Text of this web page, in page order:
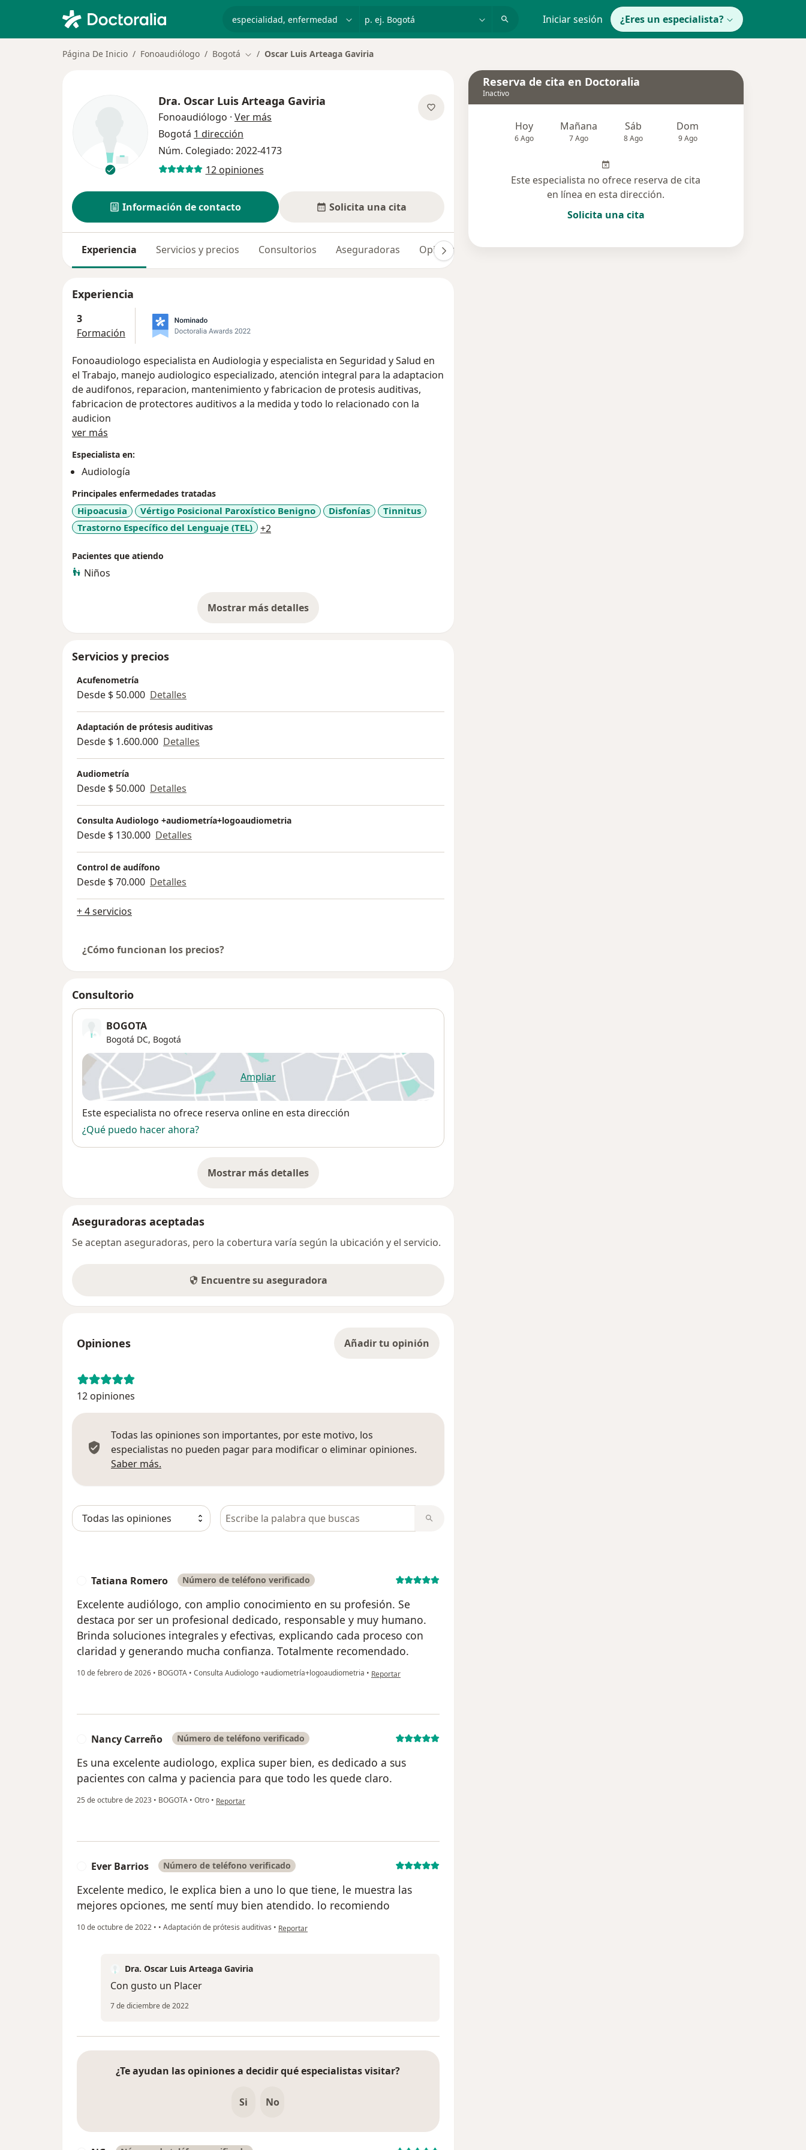
p. ej. Bogotá Iniciar sesión ¿Eres un especialista?
Página De Inicio Fonoaudiólogo Bogotá Cambiar de ciudad
Oscar Luis Arteaga Gaviria
Dra. Oscar Luis Arteaga Gaviria
Fonoaudiólogo · Ver más
Bogotá 1 dirección
Núm. Colegiado: 2022-4173
12 opiniones
Información de contacto Solicita una cita
Experiencia Servicios y precios Consultorios Aseguradoras Opiniones (12) Dudas solucionadas (1)
Experiencia
3
Formación
Fonoaudiologo especialista en Audiologia y especialista en Seguridad y Salud en
el Trabajo, manejo audiologico especializado, atención integral para la adaptacion
de audifonos, reparacion, mantenimiento y fabricacion de protesis auditivas,
fabricacion de protectores auditivos a la medida y todo lo relacionado con la
audicion
ver más
Especialista en:
Audiología
Principales enfermedades tratadas
Hipoacusia Vértigo Posicional Paroxístico Benigno Disfonías
Tinnitus
Trastorno Específico del Lenguaje (TEL)
+2
Pacientes que atiendo
Niños
Mostrar más detalles
sobre la experiencia
Servicios y precios
Acufenometría
Desde $ 50.000 Detalles
Adaptación de prótesis auditivas
Desde $ 1.600.000 Detalles
Audiometría
Desde $ 50.000 Detalles
Consulta Audiologo +audiometría+logoaudiometria
Desde $ 130.000 Detalles
Control de audífono
Desde $ 70.000 Detalles
+ 4 servicios
¿Cómo funcionan los precios?
Consultorio
BOGOTA
Bogotá DC, Bogotá
Ampliarse abre en una nueva pestaña
Disponibilidad
Este especialista no ofrece reserva online en esta dirección
¿Qué puedo hacer ahora?
Mostrar más detalles
sobre la dirección
Aseguradoras aceptadas
Se aceptan aseguradoras, pero la cobertura varía según la ubicación y el servicio.
Encuentre su aseguradora
Opiniones Añadir tu opinión
12 opiniones
Todas las opiniones son importantes, por este motivo, los
especialistas no pueden pagar para modificar o eliminar opiniones.
Saber más.
Busca en opiniones
Tatiana Romero Número de teléfono verificado
Excelente audiólogo, con amplio conocimiento en su profesión. Se
destaca por ser un profesional dedicado, responsable y muy humano.
Brinda soluciones integrales y efectivas, explicando cada proceso con
claridad y generando mucha confianza. Totalmente recomendado.
10 de febrero de 2026 • BOGOTA • Consulta Audiologo +audiometría+logoaudiometria • en opinión del usuario Tatiana Romero
Reportar
Nancy Carreño Número de teléfono verificado
Es una excelente audiologo, explica super bien, es dedicado a sus
pacientes con calma y paciencia para que todo les quede claro.
25 de octubre de 2023 • BOGOTA • Otro • en opinión del usuario Nancy Carreño
Reportar
Ever Barrios Número de teléfono verificado
Excelente medico, le explica bien a uno lo que tiene, le muestra las
mejores opciones, me sentí muy bien atendido. lo recomiendo
10 de octubre de 2022 • • Adaptación de prótesis auditivas • en opinión del usuario Ever Barrios
Reportar
Dra. Oscar Luis Arteaga Gaviria
Con gusto un Placer
7 de diciembre de 2022
¿Te ayudan las opiniones a decidir qué especialistas visitar?
Si No
Reserva de cita en Doctoralia
Inactivo
Hoy
6 Ago
Mañana
7 Ago
Sáb
8 Ago
Dom
9 Ago
Este especialista no ofrece reserva de cita
en línea en esta dirección.
Solicita una cita